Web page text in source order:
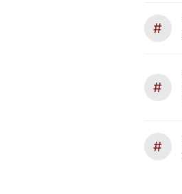
#
#
#